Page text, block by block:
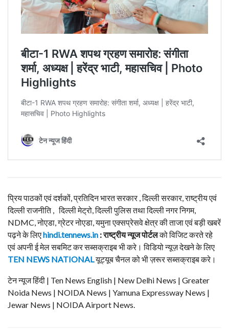
प्रिय पाठकों एवं दर्शकों, प्रतिदिन भारत सरकार , दिल्ली सरकार, राष्ट्रीय एवं
दिल्ली राजनीति , दिल्ली मेट्रो, दिल्ली पुलिस तथा दिल्ली नगर निगम,
NDMC, नोएडा, ग्रेटर नोएडा, यमुना एक्सप्रेसवे क्षेत्र की ताजा एवं बड़ी खबरें
पढ़ने के लिएhindi.tennews.in : राष्ट्रीय न्यूज पोर्टलको विजिट करते रहे
एवं अपनी ई मेल सबमिट कर सब्सक्राइब भी करे। विडियो न्यूज़ देखने के लिए
TEN NEWS NATIONALयूट्यूब चैनल को भी ज़रूर सब्सक्राइब करे।
टेन न्यूज हिंदी | Ten News English | New Delhi News | Greater
Noida News | NOIDA News | Yamuna Expressway News |
Jewar News | NOIDA Airport News.